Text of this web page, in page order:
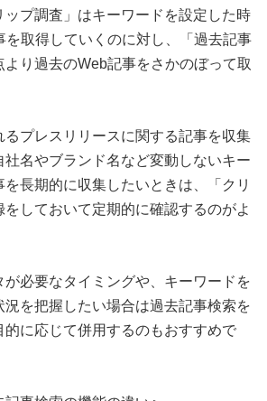
ップ調査」はキーワードを設定した時
を取得していくのに対し、「過去記事
り過去のWeb記事をさかのぼって取
るプレスリリースに関する記事を収集
社名やブランド名など変動しないキー
を長期的に収集したいときは、「クリ
をしておいて定期的に確認するのがよ
が必要なタイミングや、キーワードを
況を把握したい場合は過去記事検索を
的に応じて併用するのもおすすめで